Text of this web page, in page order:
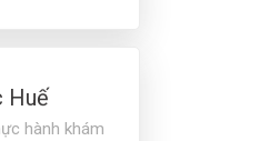
Huế
hành khám